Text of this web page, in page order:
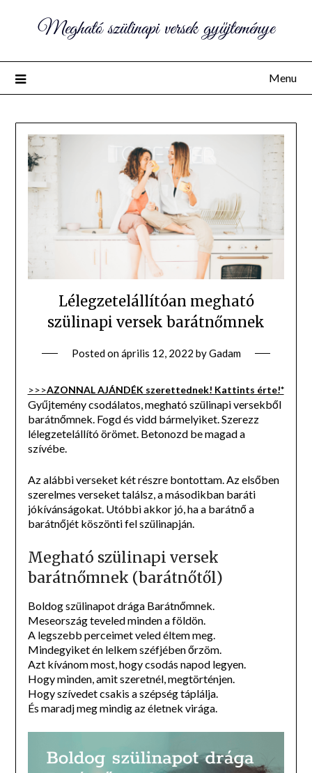
Megható szülinapi versek gyűjteménye
Menu
Lélegzetelállítóan megható
szülinapi versek barátnőmnek
Posted onáprilis 12, 2022 byGadam
>>>AZONNAL AJÁNDÉK szerettednek! Kattints érte!*
Gyűjtemény csodálatos, megható szülinapi versekből
barátnőmnek. Fogd és vidd bármelyiket. Szerezz
lélegzetelállító örömet. Betonozd be magad a
szívébe.
Az alábbi verseket két részre bontottam. Az elsőben
szerelmes verseket találsz, a másodikban baráti
jókívánságokat. Utóbbi akkor jó, ha a barátnő a
barátnőjét köszönti fel szülinapján.
Megható szülinapi versek
barátnőmnek (barátnőtől)
Boldog szülinapot drága Barátnőmnek.
Meseország teveled minden a földön.
A legszebb perceimet veled éltem meg.
Mindegyiket én lelkem széfjében őrzöm.
Azt kívánom most, hogy csodás napod legyen.
Hogy minden, amit szeretnél, megtörténjen.
Hogy szívedet csakis a szépség táplálja.
És maradj meg mindig az életnek virága.